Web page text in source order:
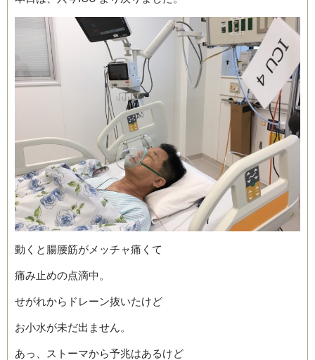
ブログ
動くと腸腰筋がメッチャ痛くて
痛み止めの点滴中。
せがれからドレーン抜いたけど
お小水が未だ出ません。
あっ、ストーマから予兆はあるけど